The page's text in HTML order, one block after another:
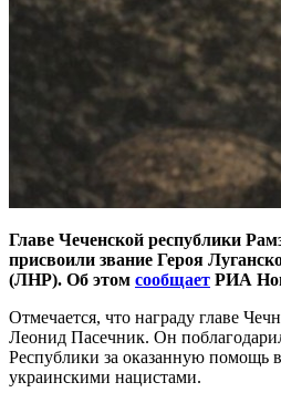
Главе Чеченской республики
присвоили звание Героя
(ЛНР). Об этом сообщает РИА
Отмечается, что награду главе
Леонид Пасечник. Он
Республики за оказанную помощь
украинскими нацистами.